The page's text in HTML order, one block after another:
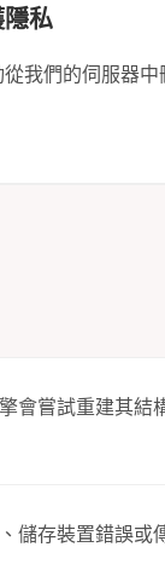
私
我們的伺服器
會嘗試重建其結
儲存裝置錯誤或